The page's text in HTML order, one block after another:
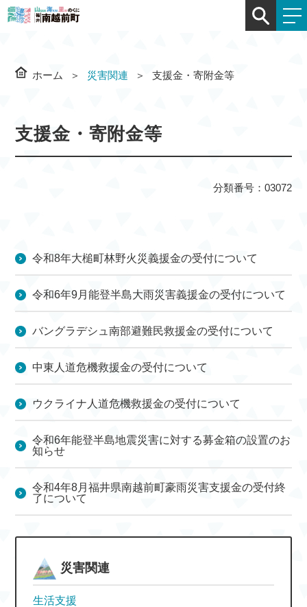
ホーム 災害関連 支援金・寄附金等
支援金・寄附金等
分類番号：03072
令和8年大槌町林野火災義援金の受付について
令和6年9月能登半島大雨災害義援金の受付について
バングラデシュ南部避難民救援金の受付について
中東人道危機救援金の受付について
ウクライナ人道危機救援金の受付について
令和6年能登半島地震災害に対する募金箱の設置のお
知らせ
令和4年8月福井県南越前町豪雨災害支援金の受付終
了について
災害関連
生活支援